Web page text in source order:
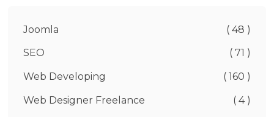
Joomla ( 48 )
SEO ( 71 )
Web Developing ( 160 )
Web Designer Freelance ( 4 )